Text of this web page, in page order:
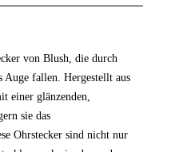
von Blush, die durch
fallen. Hergestellt aus
einer glänzenden,
sie das
Ohrstecker sind nicht nur